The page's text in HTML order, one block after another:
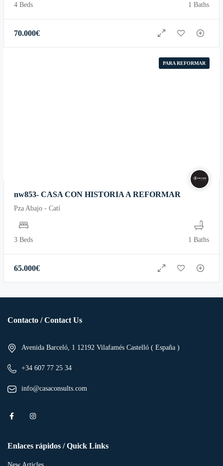
4 Beds 1 Baths
70.000€
PARA REFORMAR
nw853- CASA CON HISTORIA A REFORMAR
Pza Abajo - Catí
3 Beds 1 Baths
65.000€
Contacto / Contact Us
Avenida Barceló, 1 12192 Vilafamés Castelló ( España )
+34 607 77 25 34
info@casaconsults.com
Enlaces rápidos / Quick Links